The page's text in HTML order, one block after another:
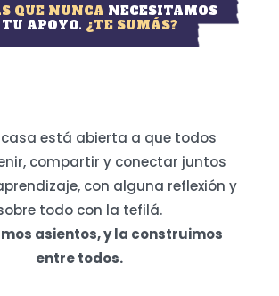
QUE NUNCA NECESITAMOS
TU APOYO. ¿TE SUMÁS?
está abierta a que todos
compartir y conectar juntos
con alguna reflexión y
todo con la tefilá.
asientos, y la construimos
entre todos.